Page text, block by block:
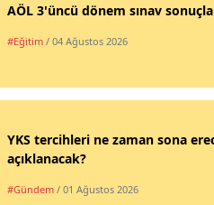
Ordu
Rize
AÖL 3'üncü dönem sınav
#Eğitim / 04 Ağustos 2026
YKS tercihleri ne zaman sona
açıklanacak?
#Gündem / 01 Ağustos 2026